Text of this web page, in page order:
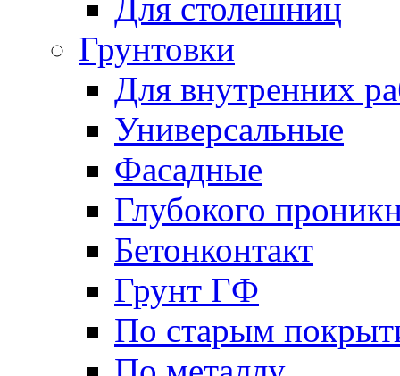
Для столешниц
Грунтовки
Для внутренних
Универсальные
Фасадные
Глубокого
Бетонконтакт
Грунт ГФ
По старым